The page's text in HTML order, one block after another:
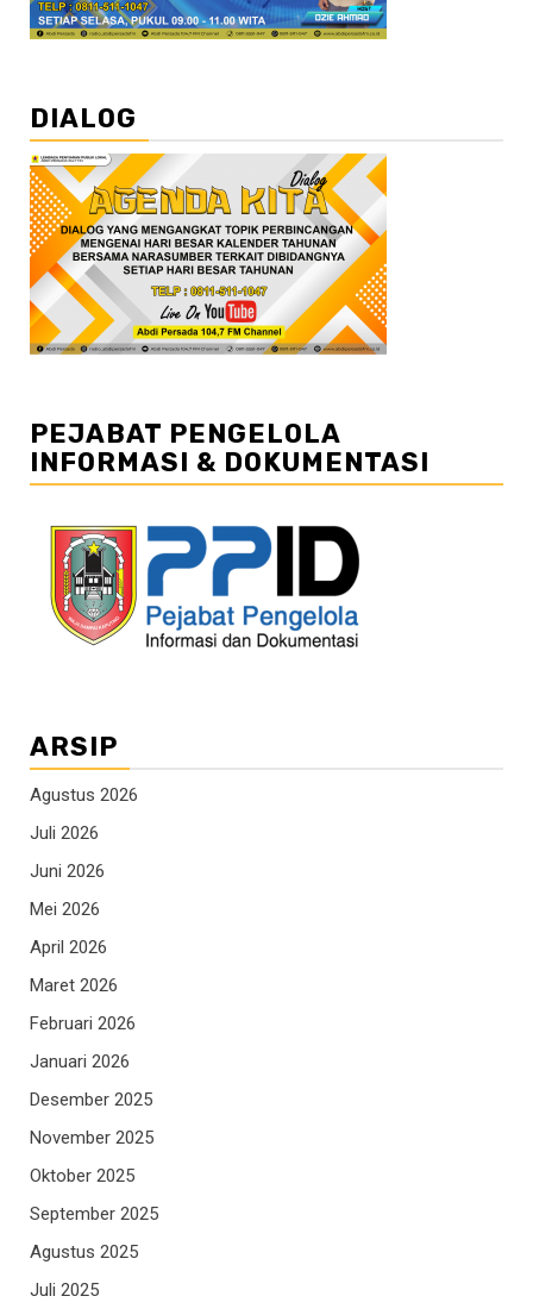
DIALOG
PEJABAT PENGELOLA
INFORMASI & DOKUMENTASI
ARSIP
Agustus 2026
Juli 2026
Juni 2026
Mei 2026
April 2026
Maret 2026
Februari 2026
Januari 2026
Desember 2025
November 2025
Oktober 2025
September 2025
Agustus 2025
Juli 2025